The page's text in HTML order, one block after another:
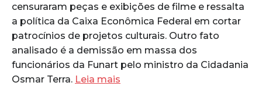
censuraram peças e exibições de filme e ressalta
a política da Caixa Econômica Federal em cortar
patrocínios de projetos culturais. Outro fato
analisado é a demissão em massa dos
funcionários da Funart pelo ministro da Cidadania
Osmar Terra. Leia mais